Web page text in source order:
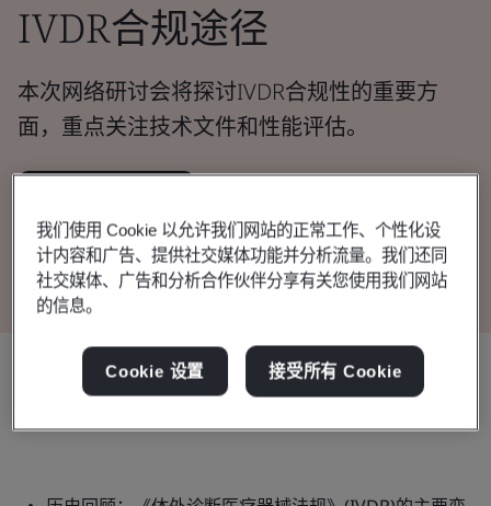
IVDR合规途径
本次网络研讨会将探讨IVDR合规性的重要方
面，重点关注技术文件和性能评估。
查看演示文稿
本次网络研讨会的议题：
我们使用 Cookie 以允许我们网站的正常工作、个性化设
计内容和广告、提供社交媒体功能并分析流量。我们还同
社交媒体、广告和分析合作伙伴分享有关您使用我们网站
的信息。
Cookie 设置 接受所有 Cookie